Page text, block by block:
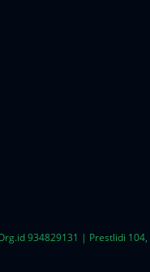
934829131 | Prestlidi